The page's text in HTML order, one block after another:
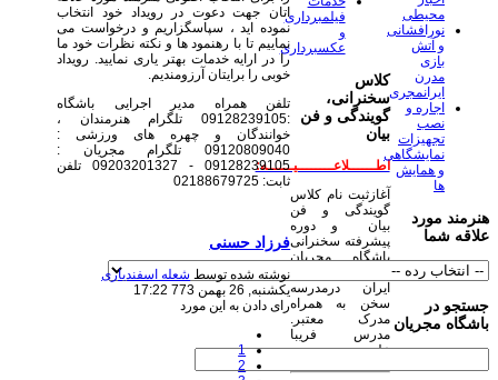
اتان جهت دعوت در رویداد خود انتخاب
نموده اید ، سپاسگزاریم و درخواست می
نماییم تا با رهنمود ها و نکته نظرات خود ما
را در ارایه خدمات بهتر یاری نمایید. رویداد
خوبی را برایتان آرزومندیم.
تلفن همراه مدیر اجرایی باشگاه
:09128239105 تلگرام هنرمندان ،
خوانندگان و چهره های ورزشی :
09120809040 تلگرام مجریان :
09128239105 - 09203201327 تلفن
ثابت: 02188679725
فرزاد حسنی
نوشته شده توسط شعله اسفندیاری
یکشنبه, 26 بهمن 773 17:22
رای دادن به این مورد
1
2
فیلمبرداری
و
عکسبرداری
کلاس
سخنرانی،
گویندگی و فن
بیان
اطــــــلاعــــــــیــــــه:
آغازثبت نام کلاس
گویندگی و فن
بیان و دوره
پیشرفته سخنرانی
باشگاه مجریان
ایران درمدرسه
سخن به همراه
مدرک معتبر.
مدرس فریبا
علومی یزدی
محیطی
نورافشانی
و آتش
بازی
مدرن
ایرانمجری
اجاره و
نصب
تجهیزات
نمایشگاهی
و همایش
ها
هنرمند مورد
علاقه شما
جستجو در
باشگاه مجریان